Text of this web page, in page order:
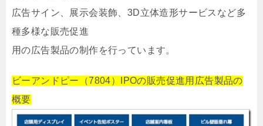
広告サイン、展示会装飾、3D立体造形サービスなど多
種多様な販売促進
用の広告製品の制作を行っています。
ビーアンドピー（7804）IPOの販売促進用広告製品の
概要